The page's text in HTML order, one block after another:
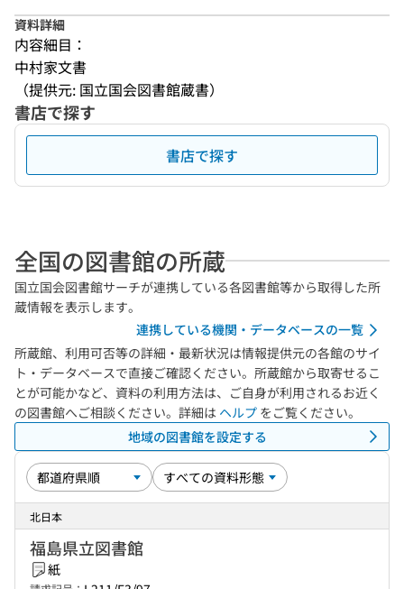
資料詳細
内容細目：
中村家文書
（提供元: 国立国会図書館蔵書）
書店で探す
書店で探す
全国の図書館の所蔵
国立国会図書館サーチが連携している各図書館等から取得した所
蔵情報を表示します。
連携している機関・データベースの一覧
所蔵館、利用可否等の詳細・最新状況は情報提供元の各館のサイ
ト・データベースで直接ご確認ください。所蔵館から取寄せるこ
とが可能かなど、資料の利用方法は、ご自身が利用されるお近く
の図書館へご相談ください。詳細は ヘルプ をご覧ください。
地域の図書館を設定する
北日本
福島県立図書館
紙